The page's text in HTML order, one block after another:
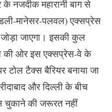
नजदीक महारानी बाग से
मानेसर-पलवल) एक्सप्रेस
जाएगा। इसकी कुल
की ओर इस एक्सप्रेस-वे के
टोल टैक्स बैरियर बनाया जा
और दिल्ली के बीच
चुकाने की जरूरत नहीं